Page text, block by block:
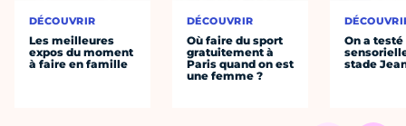
DÉCOUVRIR
Les meilleures
expos du moment
à faire en famille
DÉCOUVRIR
Où faire du sport
gratuitement à
Paris quand on est
une femme ?
On a
stade